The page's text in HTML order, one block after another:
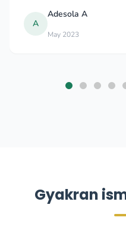
A
Adesola A
May 2023
Gyakran